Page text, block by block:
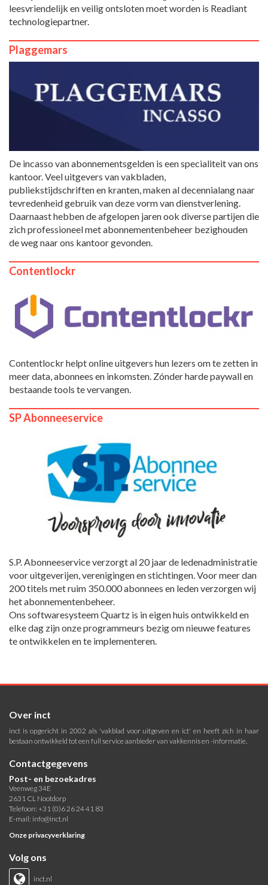
leesvriendelijk en veilig ontsloten moet worden is Readiant
technologiepartner.
Plaggemars
De incasso van abonnementsgelden is een specialiteit van ons
kantoor. Veel uitgevers van vakbladen,
publiekstijdschriften en kranten, maken al decennialang naar
tevredenheid gebruik van deze vorm van dienstverlening.
Daarnaast hebben de afgelopen jaren ook diverse partijen die
zich professioneel met abonnementenbeheer bezighouden
de weg naar ons kantoor gevonden.
Contentlockr
Contentlockr helpt online uitgevers hun lezers om te zetten in
meer data, abonnees en inkomsten. Zónder harde paywall en
bestaande tools te vervangen.
SP Abonneeservice
S.P. Abonneeservice verzorgt al 20 jaar de ledenadministratie
voor uitgeverijen, verenigingen en stichtingen. Voor meer dan
200 titels met ruim 350.000 abonnees en leden verzorgen wij
het abonnementenbeheer.
Ons softwaresysteem Quartz is in eigen huis ontwikkeld en
elke dag zijn onze programmeurs bezig om nieuwe features
te ontwikkelen en te implementeren.
Over inct
inct is opgericht in 2002 als 'vakblad voor uitgeven en ict' en heeft zich in haar
bestaan ontwikkeld tot een full service aanbieder van vakkennis en -informatie.
Contactgegevens
Post- en bezoekadres
Veenweg 34E
2631 CL Nootdorp
Telefoon: +31 (0)6 26 24 41 83
E-mail: info@inct.nl
Onze privacyverklaring
Volg ons
inct.nl